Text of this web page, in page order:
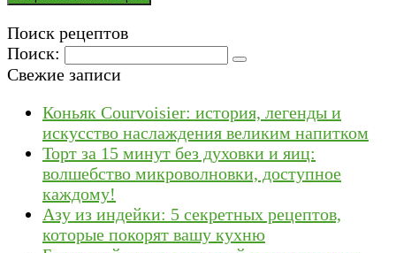
Поиск рецептов
Поиск:
Свежие записи
Коньяк Courvoisier: история, легенды и
искусство наслаждения великим напитком
Торт за 15 минут без духовки и яиц:
волшебство микроволновки, доступное
каждому!
Азу из индейки: 5 секретных рецептов,
которые покорят вашу кухню